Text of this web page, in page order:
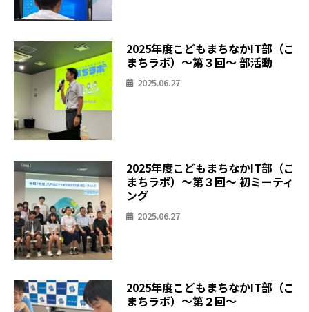
2025年度こどもまちなかIT部（こ
まちラボ）〜第３回〜 部活動
2025.06.27
2025年度こどもまちなかIT部（こ
まちラボ）〜第３回〜 初ミーティ
ング
2025.06.27
2025年度こどもまちなかIT部（こ
まちラボ）〜第２回〜